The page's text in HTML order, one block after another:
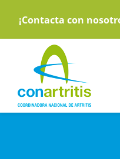
contenido
¡Contacta con